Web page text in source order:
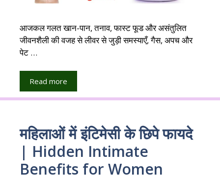
आजकल गलत खान-पान, तनाव, फास्ट फूड और असंतुलित
जीवनशैली की वजह से लीवर से जुड़ी समस्याएँ, गैस, अपच और
पेट …
Read more
महिलाओं में इंटिमेसी के छिपे फायदे
| Hidden Intimate
Benefits for Women